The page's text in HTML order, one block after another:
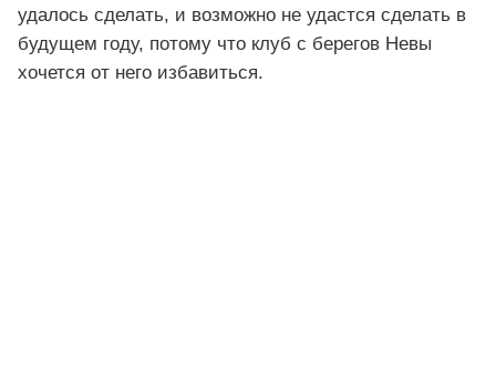
удалось сделать, и возможно не удастся сделать в
будущем году, потому что клуб с берегов Невы
хочется от него избавиться.